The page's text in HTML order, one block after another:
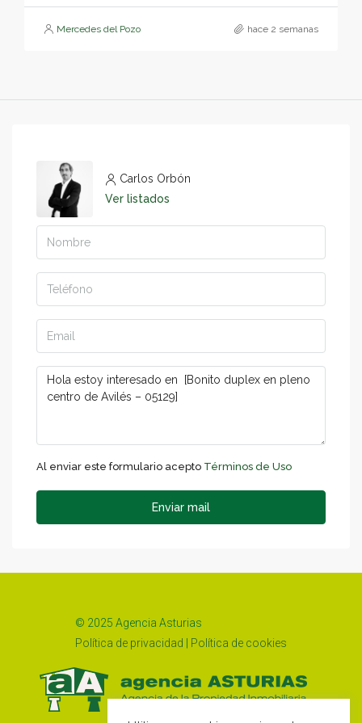
Mercedes del Pozo hace 2 semanas
Carlos Orbón
Ver listados
Al enviar este formulario acepto Términos de Uso
Enviar mail
© 2025 Agencia Asturias
Política de privacidad
Política de cookies